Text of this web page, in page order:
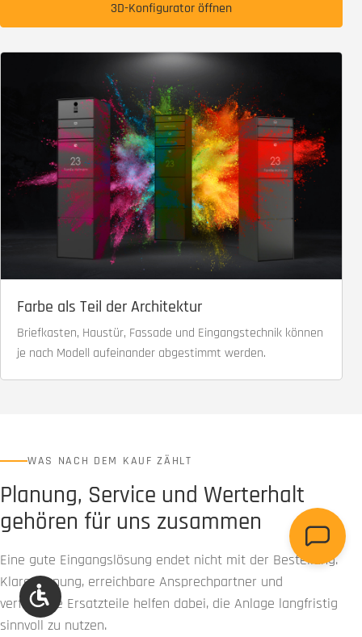
3D-Konfigurator öffnen
Farbe als Teil der Architektur
Briefkasten, Haustür, Fassade und Eingangstechnik können
je nach Modell aufeinander abgestimmt werden.
WAS NACH DEM KAUF ZÄHLT
Planung, Service und Werterhalt
gehören für uns zusammen
Eine gute Eingangslösung endet nicht mit der Bestellung.
Klare Planung, erreichbare Ansprechpartner und
verfügbare Ersatzteile helfen dabei, die Anlage langfristig
sinnvoll zu nutzen.
Werkzeugleiste anzeigen